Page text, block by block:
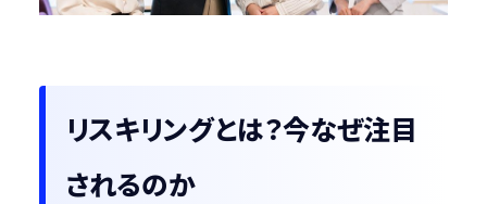
リスキリングとは？今なぜ注目
されるのか